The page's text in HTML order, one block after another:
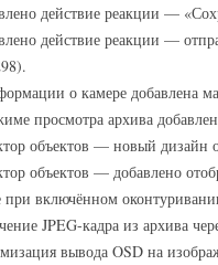
действие реакции —
действие реакции —
о камере добавлена
просмотра архива
объектов — новый дизайн
объектов — добавлено
при включённом
JPEG-кадра из архива
вывода OSD на